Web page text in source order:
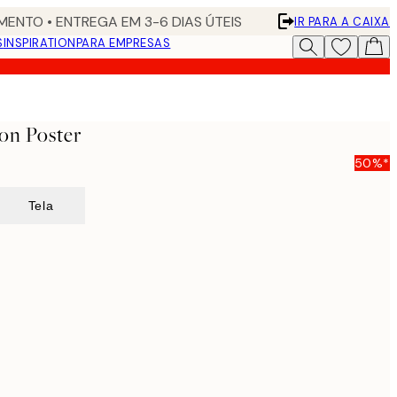
• ENTREGA EM 3-6 DIAS ÚTEIS
IR PARA A CAIXA
INSPIRATIONPARA EMPRESAS
Poster
50%*
Tela